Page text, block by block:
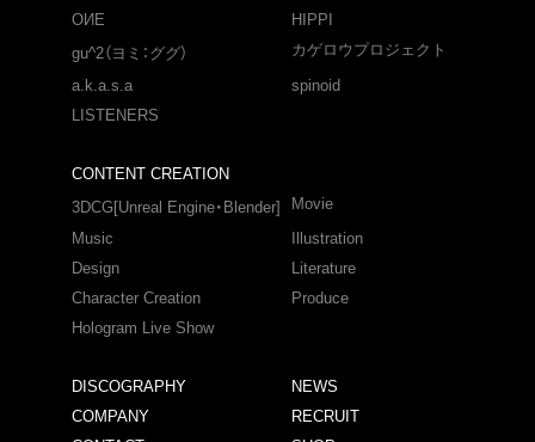
OИE
HIPPI
gu^2（ヨミ：ググ）
カゲロウプロジェクト
a.k.a.s.a
spinoid
LISTENERS
CONTENT CREATION
3DCG[Unreal Engine・Blender]
Movie
Music
Illustration
Design
Literature
Character Creation
Produce
Hologram Live Show
DISCOGRAPHY
NEWS
COMPANY
RECRUIT